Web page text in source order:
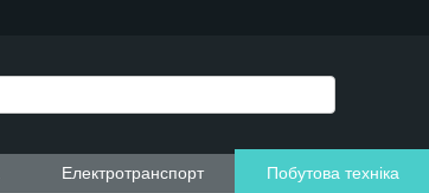
Електротранспорт Побутова техніка